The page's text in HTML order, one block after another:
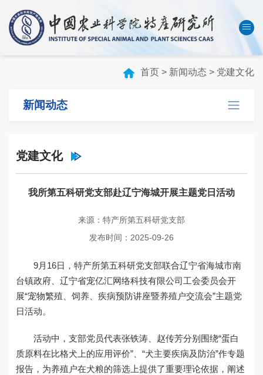
English
本所概况
科技创新
党建文化
首页 > 新闻动态 > 党建文化
新闻动态
党建文化
我所第五科研党支部赴辽宁海城开展主题党日活动
来源：特产所第五科研党支部
发布时间：2025-09-26
9月16日，特产所第五科研党支部联合辽宁省海城市南
台镇政府、辽宁省宠亿汇网络科技有限公司工会委员会开
展“宠物繁殖、饲养、疾病预防讲座暨养殖户交流会”主题党
日活动。
活动中，支部党员代表张铁涛、赵传芳分别围绕“蛋白
质原料在比格犬上的应用评价”、“犬主要疾病及防治”作专题
报告，为养殖户在犬粮的筛选上提供了重要理论依据，阐述